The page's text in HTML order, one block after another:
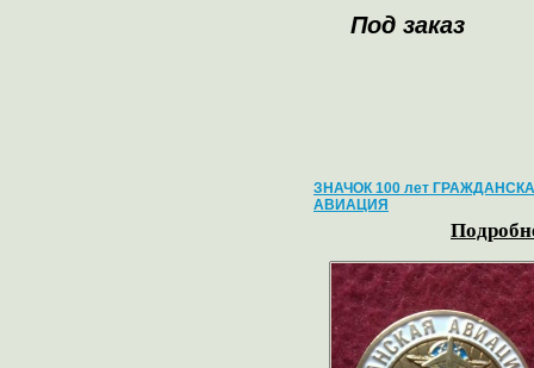
Под заказ
ЗНАЧОК 100 лет
АВИАЦИЯ